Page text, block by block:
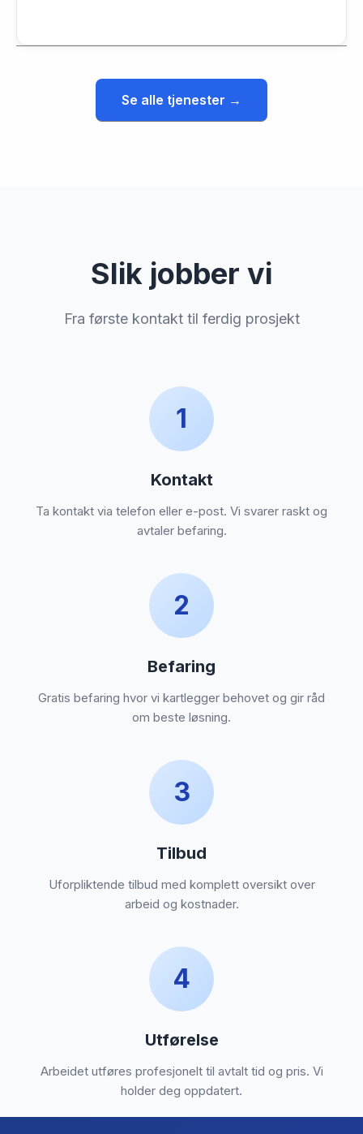
og
Se alle tjenester →
Slik jobber vi
Fra første kontakt til ferdig prosjekt
1
Kontakt
Ta kontakt via telefon eller e-post. Vi svarer raskt og
avtaler befaring.
2
Befaring
Gratis befaring hvor vi kartlegger behovet og gir råd
om beste løsning.
3
Tilbud
Uforpliktende tilbud med komplett oversikt over
arbeid og kostnader.
4
Utførelse
Arbeidet utføres profesjonelt til avtalt tid og pris. Vi
holder deg oppdatert.